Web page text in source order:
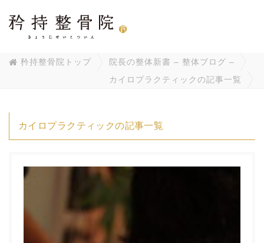
矜持整骨院トップ
院長の整体新書 – 整体ブログ –
カイロプラクティックの記事一覧
カイロプラクティックの記事一覧